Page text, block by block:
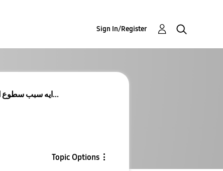
Sign In/Register
ايه سبب سطوع الاضاءة ببعض الفيديوهات او الصور فجأة...
Topic Options